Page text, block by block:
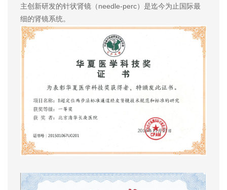
主创新研发的针状肾镜（needle-perc）是迄今为止国际最
细的肾镜系统。